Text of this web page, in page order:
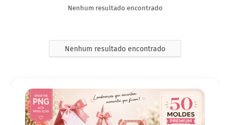
Nenhum resultado encontrado
Nenhum resultado encontrado